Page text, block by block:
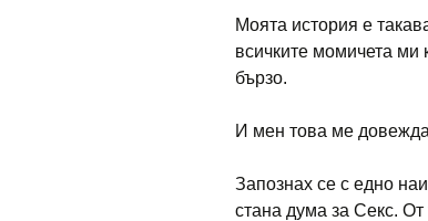
Моята история е
всичките момичета ми
бързо.
И мен това ме
Запознах се с едно
стана дума за Секс.